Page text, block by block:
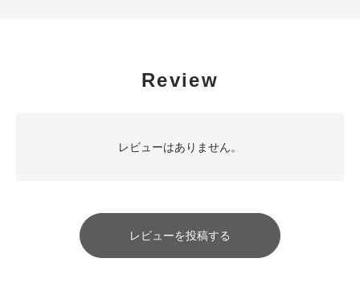
Review
レビューはありません。
レビューを投稿する